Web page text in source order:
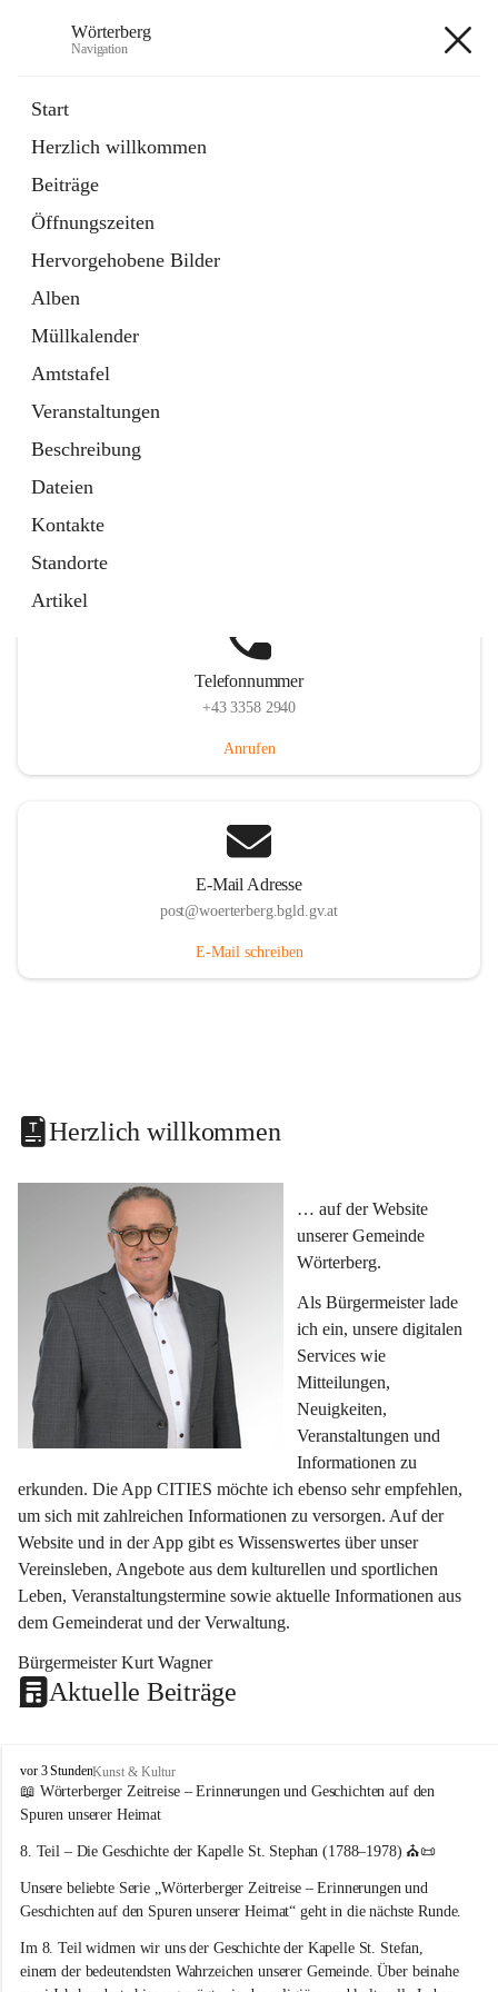
Wörterberg
Navigation
Start
Herzlich willkommen
Beiträge
Öffnungszeiten
Hervorgehobene Bilder
Alben
Müllkalender
Amtstafel
Veranstaltungen
Beschreibung
Dateien
Kontakte
Standorte
Artikel
5 Schnellzugriffe
Bürgerservice
9 Schnellzugriffe
Telefonnummer
+43 3358 2940
Anrufen
E-Mail Adresse
post@woerterberg.bgld.gv.at
E-Mail schreiben
Herzlich willkommen
… auf der Website
unserer Gemeinde
Wörterberg.
Als Bürgermeister lade
ich ein, unsere digitalen
Services wie
Mitteilungen,
Neuigkeiten,
Veranstaltungen und
Informationen zu
erkunden. Die App CITIES möchte ich ebenso sehr empfehlen,
um sich mit zahlreichen Informationen zu versorgen. Auf der
Website und in der App gibt es Wissenswertes über unser
Vereinsleben, Angebote aus dem kulturellen und sportlichen
Leben, Veranstaltungstermine sowie aktuelle Informationen aus
dem Gemeinderat und der Verwaltung.
Bürgermeister Kurt Wagner
Aktuelle Beiträge
W
ö
r
e
b
e
g
vor 3 StundenKunst & Kultur
📖 Wörterberger Zeitreise – Erinnerungen und Geschichten auf den
Spuren unserer Heimat
8. Teil – Die Geschichte der Kapelle St. Stephan (1788–1978) ⛪📜
Unsere beliebte Serie „Wörterberger Zeitreise – Erinnerungen und
Geschichten auf den Spuren unserer Heimat“ geht in die nächste Runde.
Im 8. Teil widmen wir uns der Geschichte der Kapelle St. Stefan,
einem der bedeutendsten Wahrzeichen unserer Gemeinde. Über beinahe